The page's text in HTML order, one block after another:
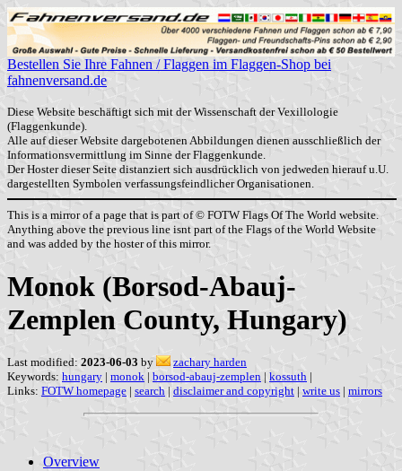
Bestellen Sie Ihre Fahnen / Flaggen im Flaggen-Shop bei
fahnenversand.de
Diese Website beschäftigt sich mit der Wissenschaft der Vexillologie
(Flaggenkunde).
Alle auf dieser Website dargebotenen Abbildungen dienen ausschließlich der
Informationsvermittlung im Sinne der Flaggenkunde.
Der Hoster dieser Seite distanziert sich ausdrücklich von jedweden hierauf u.U.
dargestellten Symbolen verfassungsfeindlicher Organisationen.
This is a mirror of a page that is part of © FOTW Flags Of The World website.
Anything above the previous line isnt part of the Flags of the World Website
and was added by the hoster of this mirror.
Monok (Borsod-Abauj-
Zemplen County, Hungary)
Last modified: 2023-06-03 by
zachary harden
Keywords: hungary | monok | borsod-abauj-zemplen | kossuth |
Links: FOTW homepage | search | disclaimer and copyright | write us | mirrors
Overview